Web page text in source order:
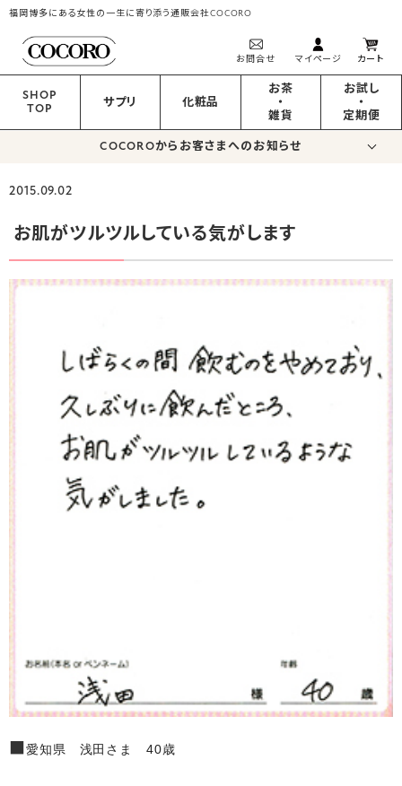
福岡博多にある女性の一生に寄り添う通販会社COCORO
お問合せ マイページ カート
SHOP
TOP
サプリ 化粧品
お茶
・
雑貨
お試し
・
定期便
COCOROからお客さまへのお知らせ
2015.09.02
お肌がツルツルしている気がします
■愛知県 浅田さま 40歳